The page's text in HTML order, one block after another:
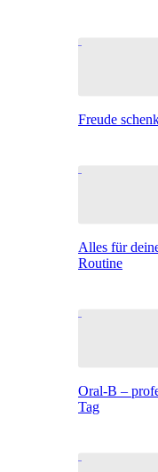
Freude
Alles für
Routine
Oral-B –
Tag